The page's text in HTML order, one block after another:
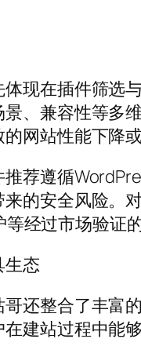
现在插件筛选
、兼容性等多
网站性能下降
荐遵循
的安全风险。
经过市场验证的
生态
还整合了丰富
建站过程中能